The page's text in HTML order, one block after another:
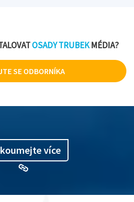
OSADY TRUBEKMÉDIA?
SE ODBORNÍKA
více